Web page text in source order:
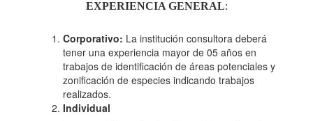
EXPERIENCIA GENERAL:
Corporativo: La institución consultora deberá
tener una experiencia mayor de 05 años en
trabajos de identificación de áreas potenciales y
zonificación de especies indicando trabajos
realizados.
Individual